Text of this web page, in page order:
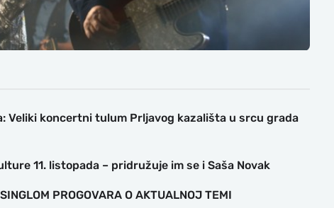
Veliki koncertni tulum Prljavog kazališta u srcu grada
11. listopada – pridružuje im se i Saša Novak
PROGOVARA O AKTUALNOJ TEMI